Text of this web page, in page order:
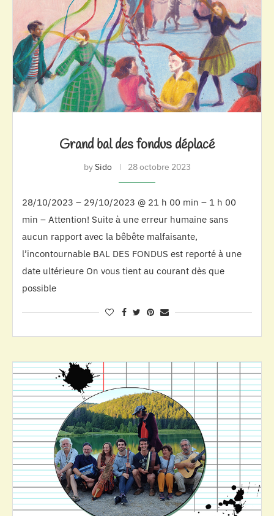
Grand bal des fondus déplacé
bySido 28 octobre 2023
28/10/2023 – 29/10/2023 @ 21 h 00 min – 1 h 00
min – Attention! Suite à une erreur humaine sans
aucun rapport avec la bêbête malfaisante,
l’incontournable BAL DES FONDUS est reporté à une
date ultérieure On vous tient au courant dès que
possible